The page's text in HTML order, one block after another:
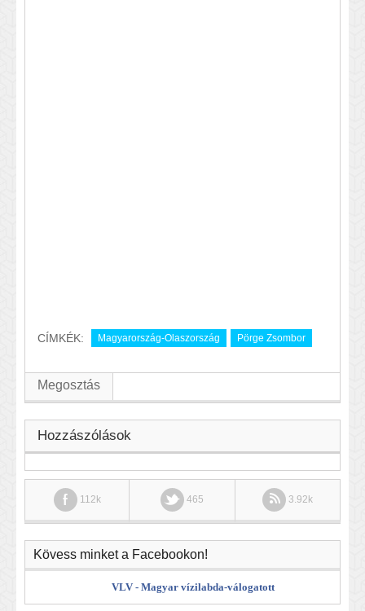
CÍMKÉK: Magyarország-Olaszország Pörge Zsombor
Megosztás
Hozzászólások
112k 465 3.92k
Kövess minket a Facebookon!
VLV - Magyar vízilabda-válogatott